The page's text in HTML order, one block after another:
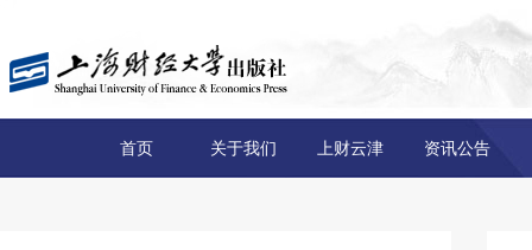
首页 关于我们 上财云津 资讯公告